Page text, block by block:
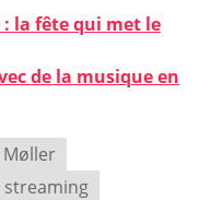
: la fête qui met le
de la musique en
Møller
streaming